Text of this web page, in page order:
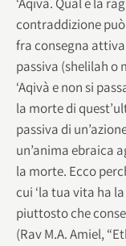
contraddizione
fra consegna attiva
passiva (shelilah o
‘Aqivà e non si
la morte di
passiva di
un’anima ebraica
la morte. Ecco
cui ‘la tua vita ha
piuttosto che
(Rav M.A. Amiel,